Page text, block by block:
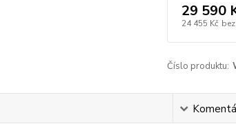
29 590
24 455 Kč
Číslo produktu: